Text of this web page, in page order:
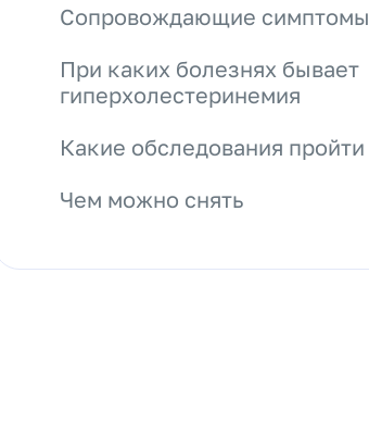
Сопровождающие симптомы
При каких болезнях бывает
гиперхолестеринемия
Какие обследования пройти
Чем можно снять